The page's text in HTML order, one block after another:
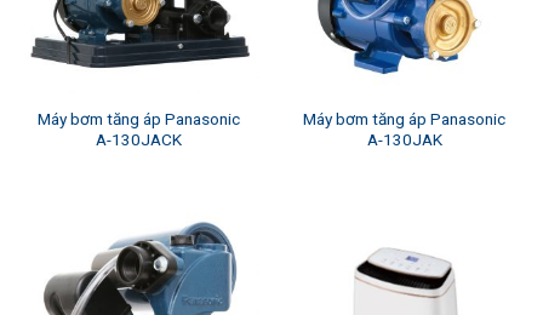
Máy bơm tăng áp Panasonic
A-130JACK
Máy bơm tăng áp Panasonic
A-130JAK